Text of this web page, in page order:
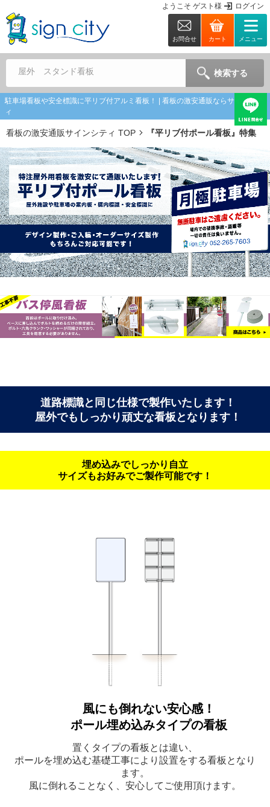
ようこそ ゲスト 様 ログイン
お問合せ カート メニュー
屋外 スタンド看板 検索する
駐車場看板や安全標識に平リブ付アルミ看板！ | 看板の激安通販ならサインシテ
ィ
看板の激安通販サインシティ TOP 『平リブ付ポール看板』特集
道路標識と同じ仕様で製作いたします！
屋外でもしっかり頑丈な看板となります！
埋め込みでしっかり自立
サイズもお好みでご製作可能です！
風にも倒れない安心感！
ポール埋め込みタイプの看板
置くタイプの看板とは違い、
ポールを埋め込む基礎工事により設置をする看板となり
ます。
風に倒れることなく、安心してご使用頂けます。